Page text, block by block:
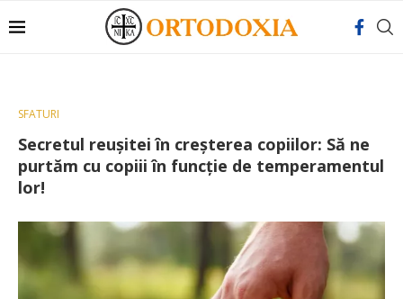
SFATURI
Secretul reușitei în creșterea copiilor: Să ne
purtăm cu copiii în funcție de temperamentul
lor!